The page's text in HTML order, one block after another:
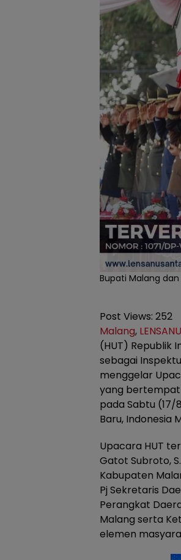
Bupati Malang
Post Views: 252
Malang,
(HUT) Republik
sebagai
menggelar
yang bertempat
pada Sabtu (17/
Baru, Indonesia
Upacara HUT
Gatot Subroto,
Kabupaten
Pj Sekretaris
Perangkat
Malang serta
elemen